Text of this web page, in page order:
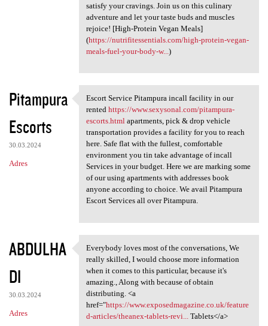
satisfy your cravings. Join us on this culinary
adventure and let your taste buds and muscles
rejoice! [High-Protein Vegan Meals]
(https://nutrifitessentials.com/high-protein-vegan-
meals-fuel-your-body-w... )
Pitampura
Escorts
30.03.2024
Adres
Escort Service Pitampura
Escort Service Pitampura incall facility in our
rented https://www.sexysonal.com/pitampura-
escorts.htmlapartments, pick & drop vehicle
transportation provides a facility for you to reach
here. Safe flat with the fullest, comfortable
environment you tin take advantage of incall
Services in your budget. Here we are marking some
of our using apartments with addresses book
anyone according to choice. We avail Pitampura
Escort Services all over Pitampura.
ABDULHA
DI
30.03.2024
Adres
Everybody loves most of the
Everybody loves most of the conversations, We
really skilled, I would choose more information
when it comes to this particular, because it's
amazing., Along with because of obtain
distributing. <a
href="https://www.exposedmagazine.co.uk/feature
d-articles/theanex-tablets-revi...
Tablets</a>